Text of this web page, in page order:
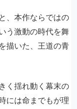
、本作ならではの
う激動の時代を舞
描いた、王道の青
く揺れ動く幕末の
には命までもが理